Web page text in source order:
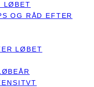
LØBET
OG RÅD EFTER
LØBET